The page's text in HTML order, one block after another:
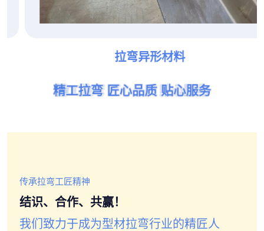
拉弯异形材料
精工拉弯 匠心品质 贴心服务
精工拉弯 匠心品质 贴心服务
精工拉弯 匠心品质 贴心服务
精工拉弯 匠心品质 贴心服务
精工拉弯 匠心品质 贴心服务
精工拉弯 匠心品质 贴心服务
传承拉弯工匠精神
结识、合作、共赢！
我们致力于成为型材拉弯行业的精匠人